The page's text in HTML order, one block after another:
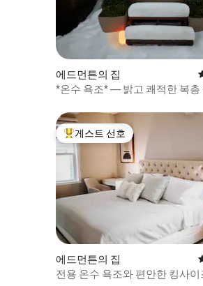
에드먼튼의 집
*온수 욕조* — 밝고 쾌적한 복층
상위 게스트 선호
게스트 선호
에드먼튼의 집
전용 온수 욕조와 편안한 킹사이